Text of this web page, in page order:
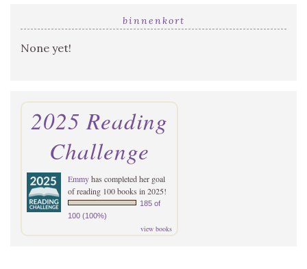
binnenkort
None yet!
2025 Reading
Challenge
Emmyhas completed her goal
of reading 100 books in 2025!
185 of
100 (100%)
view books